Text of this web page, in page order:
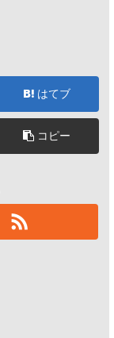
はてブ
コピー